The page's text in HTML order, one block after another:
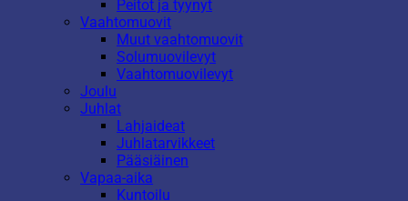
Peitot ja tyynyt
Vaahtomuovit
Muut vaahtomuovit
Solumuovilevyt
Vaahtomuovilevyt
Joulu
Juhlat
Lahjaideat
Juhlatarvikkeet
Pääsiäinen
Vapaa-aika
Kuntoilu